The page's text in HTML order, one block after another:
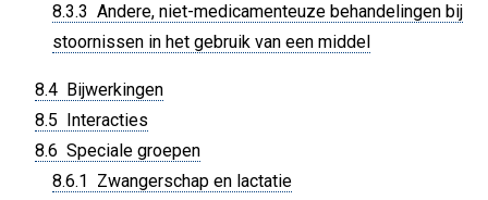
8.3.3 Andere, niet-medicamenteuze behandelingen bij
stoornissen in het gebruik van een middel
8.4 Bijwerkingen
8.5 Interacties
8.6 Speciale groepen
8.6.1 Zwangerschap en lactatie